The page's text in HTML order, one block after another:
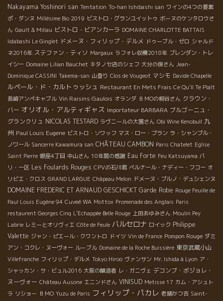
Nakayama Yoshinori san Tentation To-han Ishibashi san ワインの4つの要素
ポ・ダンヌ Millésime Bio 2019 ビストロ・グランユイットゥ ボーヌのケンタロウさ
ん Gault & Millau ビストロ・ビアンカーラ DOMAINE CHARLOTTE BATTAIS
Iidabashi Le Ginglet ドメーヌ・フィリップ・デルメ ドゥーブル・ゼロ シャルド
ネ2016年 ステファン・ティソ Margaux ラフォレ収穫2018年 ブレンダン・トレ
イシー Domaine Lilian Bauchet キタノセ店のシェフ 大分の俊さん Jean-
Dominique CASSINI Takema-san 山登り Clos de Vougeot マシモ Davide Chapelle
ルペール・ド・カルトゥッシュ Restaurant En Mets Frais Ce Qu'Il Te Plaît
長崎アンペキャブル Vin Raisins Gaulois オランダ ＢＭОの桐谷さん クラウン・
バー オリオル・アルティギャス Importateur BARBARA ブルゴーニュ・
グランクリュ NICOLAS TESTARD ラヴニールの大園さん Obi Wine Kenobull 九
州 Paul Louis Eugene ビストロ・ソワッフ マス・ロー・ブラン ラ・シャンブル・
ノワール Sancerre Kawamura san CHÂTEAU CAMBON Paris Chatelet Eglise
Saint Pierre 銀座4丁目 中山さん 10年間の感謝 Eau Forte Feu Katsuyama パ
リ・一区 Les Foulards Rouges CPVの石川君 ベルナール・ナディー・フコー オ
リビエ・クロス GRAND LARGUE Châpeau Melon ドメーヌ・ブルノ・デュシェンヌ
DOMAINE FREDERIC ET ARNAUD GESCHICKT Garde Robe Rouge Feuille de
Paul Louis Eugène 94 Cuveé WA Mottox Promenade des Anglais Paris
restaurent Georges Cinq L'Echappée Belle Rouge 上田あゆみさん Moulin Pey
Labrie レミーとオリヴィエ Côte de Feule バルセロナ ロイック Philippe
Valette ジャン・ピエール・クワントロ ドイツ Vin de France Pompon Rouge ダミ
アン・コクレ・ヌーヴォー ルーブル Domaine de la Roche Buissière 東京武蔵小山
Villefranche フィリップ・デルメ Tokyo Hiroo ヴァンサン Mr. Ishida à Lyon ア・
シャッカン・サ・ビュル2016 大阪の醸造者 レ・ガニヴェ デコンブ・ボジョレ・
ヌーヴォー Château Ausone エニンドさん VINISUD Metisse 17 カム・アシュト
ラ リショー ＢＭО Yuzu de Paris フィリップ・パカレ 老舗かつ吉 Saint-